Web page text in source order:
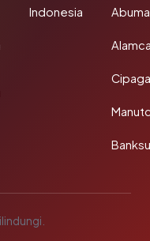
Indonesia